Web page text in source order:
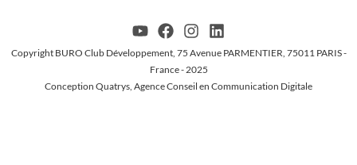
Copyright BURO Club Développement, 75 Avenue PARMENTIER, 75011 PARIS -
France - 2025
Conception Quatrys, Agence Conseil en Communication Digitale